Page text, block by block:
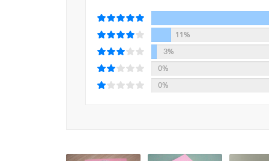
11%
3%
0%
0%